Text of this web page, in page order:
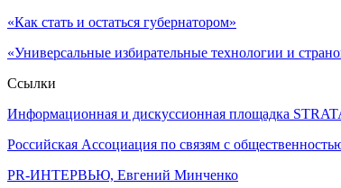
«Как стать и остаться губернатором»
«Универсальные избирательные технологии и
Ссылки
Информационная и дискуссионная площадка
Российская Ассоциация по связям с
PR-ИНТЕРВЬЮ, Евгений Минченко